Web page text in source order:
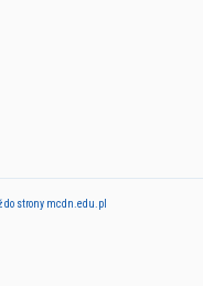
do strony mcdn.edu.pl